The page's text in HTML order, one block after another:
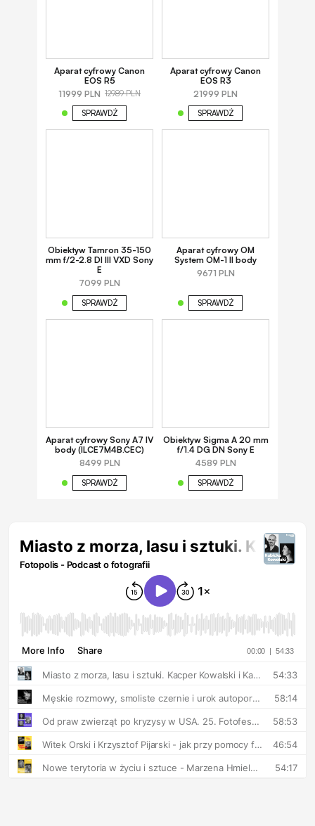
Aparat cyfrowy Canon
EOS R5
11999 PLN 12989 PLN
SPRAWDŹ
Aparat cyfrowy Canon
EOS R3
21999 PLN
SPRAWDŹ
Obiektyw Tamron 35-150
mm f/2-2.8 DI III VXD Sony
E
7099 PLN
SPRAWDŹ
Aparat cyfrowy OM
System OM-1 II body
9671 PLN
SPRAWDŹ
Aparat cyfrowy Sony A7 IV
body (ILCE7M4B.CEC)
8499 PLN
SPRAWDŹ
Obiektyw Sigma A 20 mm
f/1.4 DG DN Sony E
4589 PLN
SPRAWDŹ